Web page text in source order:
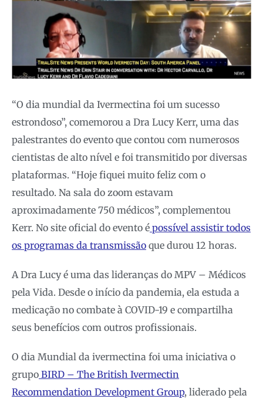
“O dia mundial da Ivermectina foi um sucesso
estrondoso”, comemorou a Dra Lucy Kerr, uma das
palestrantes do evento que contou com numerosos
cientistas de alto nível e foi transmitido por diversas
plataformas. “Hoje fiquei muito feliz com o
resultado. Na sala do zoom estavam
aproximadamente 750 médicos”, complementou
Kerr. No site oficial do evento é possível assistir todos
os programas da transmissão que durou 12 horas.
A Dra Lucy é uma das lideranças do MPV – Médicos
pela Vida. Desde o início da pandemia, ela estuda a
medicação no combate à COVID-19 e compartilha
seus benefícios com outros profissionais.
O dia Mundial da ivermectina foi uma iniciativa o
grupo BIRD – The British Ivermectin
Recommendation Development Group, liderado pela